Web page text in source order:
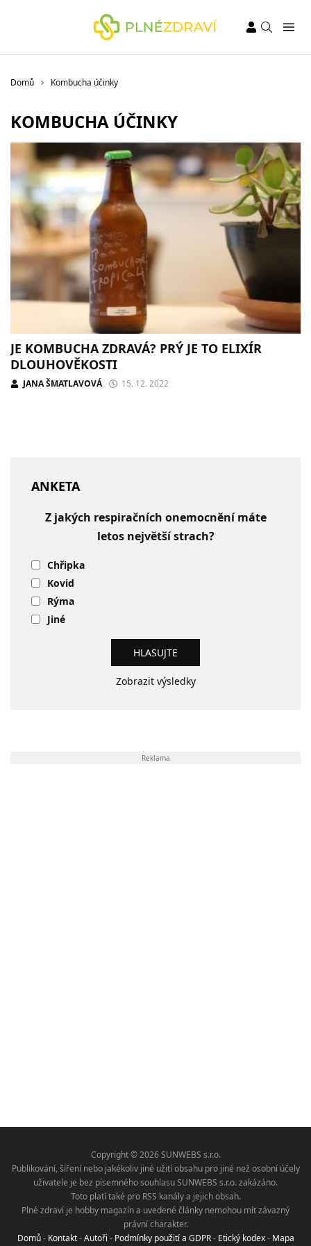
Domů Kombucha účinky
KOMBUCHA ÚČINKY
JE KOMBUCHA ZDRAVÁ? PRÝ JE TO ELIXÍR
DLOUHOVĚKOSTI
JANA ŠMATLAVOVÁ 15. 12. 2022
ANKETA
Z jakých respiračních onemocnění máte
letos největší strach?
Chřipka
Kovid
Rýma
Jiné
Zobrazit výsledky
Reklama
Copyright © 2026 SUNWEBS s.r.o.
Publikování, šíření nebo jakékoliv jiné užití obsahu pro jiné než osobní účely
uživatele je bez písemného souhlasu SUNWEBS s.r.o. zakázáno.
Toto platí také pro RSS kanály a jejich obsah.
Plné zdraví je hobby magazín a uvedené články nemohou mít závazný
právní charakter.
Domů- Kontakt-Autoři - Podmínky použití a GDPR- Etický kodex- Mapa